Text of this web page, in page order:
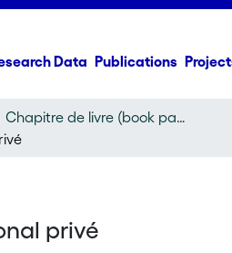
Data Publications
Chapitre de livre (book part)
privé